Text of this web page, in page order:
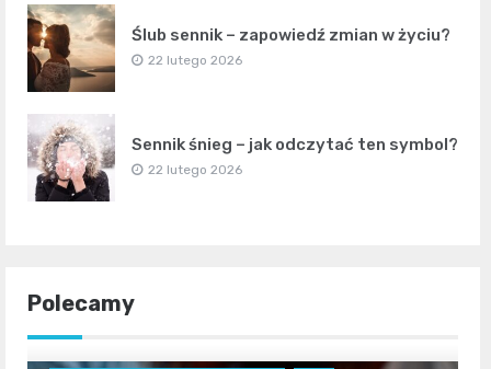
Ślub sennik – zapowiedź zmian w życiu?
22 lutego 2026
Sennik śnieg – jak odczytać ten symbol?
22 lutego 2026
Polecamy